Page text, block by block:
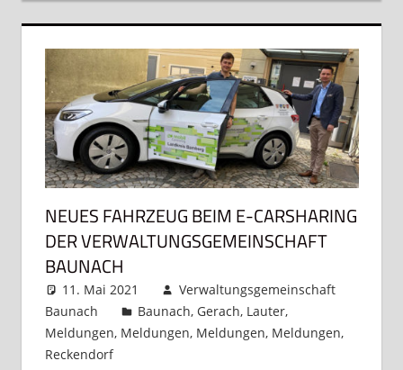
NEUES FAHRZEUG BEIM E-CARSHARING
DER VERWALTUNGSGEMEINSCHAFT
BAUNACH
11. Mai 2021
Verwaltungsgemeinschaft
Baunach
Baunach, Gerach, Lauter,
Meldungen, Meldungen, Meldungen, Meldungen,
Reckendorf